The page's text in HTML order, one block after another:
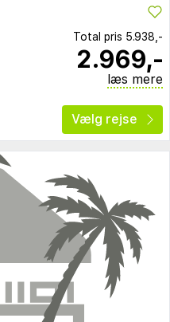
Total pris 5.938,-
2.969,-
læs mere
Vælg rejse